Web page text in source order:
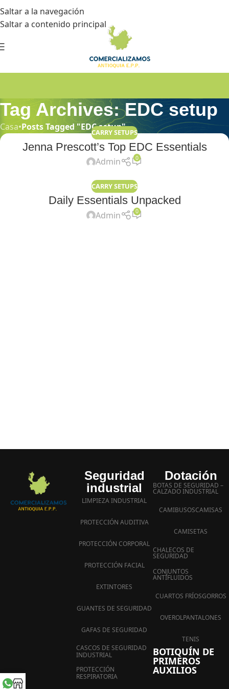
Saltar a la navegación
Saltar a contenido principal
Tag Archives: EDC setup
Casa•Posts Tagged "EDC setup"
CARRY SETUPS
Jenna Prescott’s Top EDC Essentials
Admin 0
CARRY SETUPS
Daily Essentials Unpacked
Admin 0
Seguridad
industrial
LIMPIEZA INDUSTRIAL
PROTECCIÓN AUDITIVA
PROTECCIÓN CORPORAL
PROTECCIÓN FACIAL
EXTINTORES
GUANTES DE SEGURIDAD
GAFAS DE SEGURIDAD
CASCOS DE SEGURIDAD
INDUSTRIAL
PROTECCIÓN
RESPIRATORIA
Dotación
BOTAS DE SEGURIDAD –
CALZADO INDUSTRIAL
CAMIBUSOSCAMISAS
CAMISETAS
CHALECOS DE
SEGURIDAD
CONJUNTOS
ANTIFLUIDOS
CUARTOS FRÍOSGORROS
OVEROLPANTALONES
TENIS
BOTIQUÍN DE
PRIMEROS
AUXILIOS